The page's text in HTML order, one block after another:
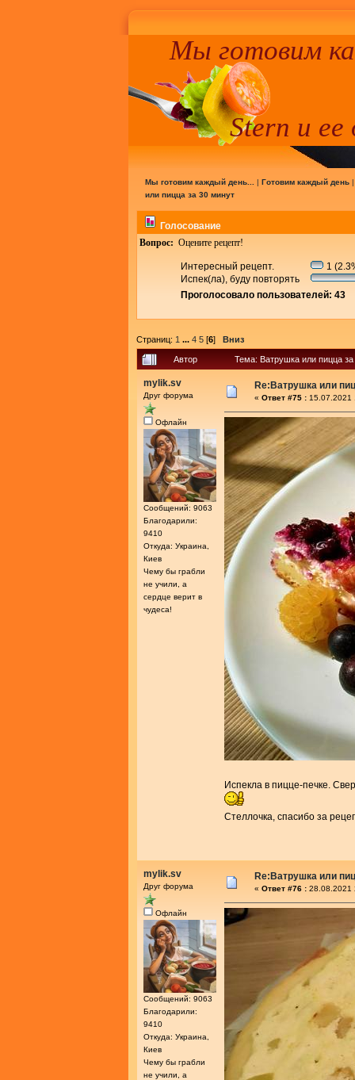
Мы готовим
Stern и ее
Мы готовим каждый день... | Готовим каждый день
или пицца за 30 минут
Голосование
Вопрос: Оцените рецепт!
Интересный рецепт.
1
Испек(ла), буду повторять
Проголосовало пользователей: 43
Страниц: 1 ... 4 5 [6] Вниз
Автор Тема: Ватрушка или пицца
mylik.sv
Друг форума
Офлайн
Сообщений: 9063
Благодарили:
9410
Откуда: Украина,
Киев
Чему бы грабли
не учили, а
сердце верит в
чудеса!
Re:Ватрушка или
« Ответ #75 : 15.07.2021
Испекла в пицце-печке.
Стеллочка, спасибо за
mylik.sv
Друг форума
Офлайн
Сообщений: 9063
Благодарили:
9410
Откуда: Украина,
Киев
Чему бы грабли
не учили, а
Re:Ватрушка или
« Ответ #76 : 28.08.2021